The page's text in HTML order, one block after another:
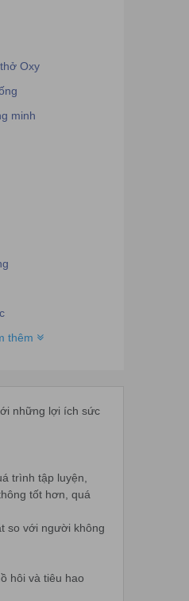
Oxy
minh
đình
thêm
những lợi ích sức
trình tập luyện,
tốt hơn, quá
so với người không
hôi và tiêu hao